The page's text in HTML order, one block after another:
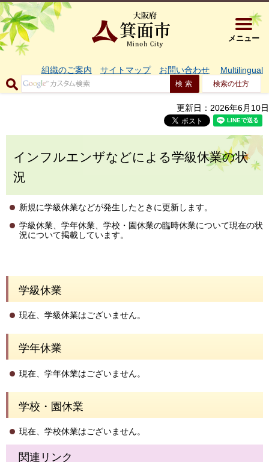
大阪府箕
メニュー
組織のご案内 サイトマップ お問い合わせ Multilingual
検索の仕方
更新日：2026年6月10日
インフルエンザなどによる学級休業の状
況
新規に学級休業などが発生したときに更新します。
学級休業、学年休業、学校・園休業の臨時休業について現在の状
況について掲載しています。
学級休業
現在、学級休業はございません。
学年休業
現在、学年休業はございません。
学校・園休業
現在、学校休業はございません。
関連リンク